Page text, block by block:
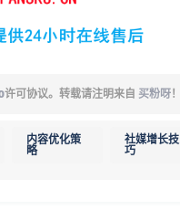
许可协议。转载请注明来自 买粉呀！
内容优化策
略
社媒增长技
巧